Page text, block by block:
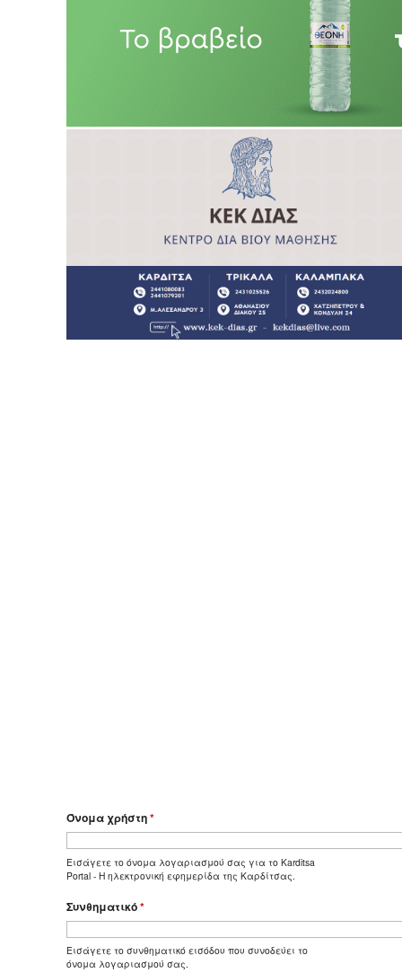
Όνομα χρήστη*
Εισάγετε το όνομα λογαριασμού σας για το Karditsa
Portal - Η ηλεκτρονική εφημερίδα της Καρδίτσας.
Συνθηματικό*
Εισάγετε το συνθηματικό εισόδου που συνοδεύει το
όνομα λογαριασμού σας.